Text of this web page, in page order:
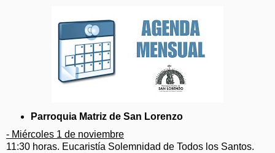
Parroquia Matriz de San Lorenzo
- Miércoles 1 de noviembre
11:30 horas. Eucaristía Solemnidad de Todos los Santos.